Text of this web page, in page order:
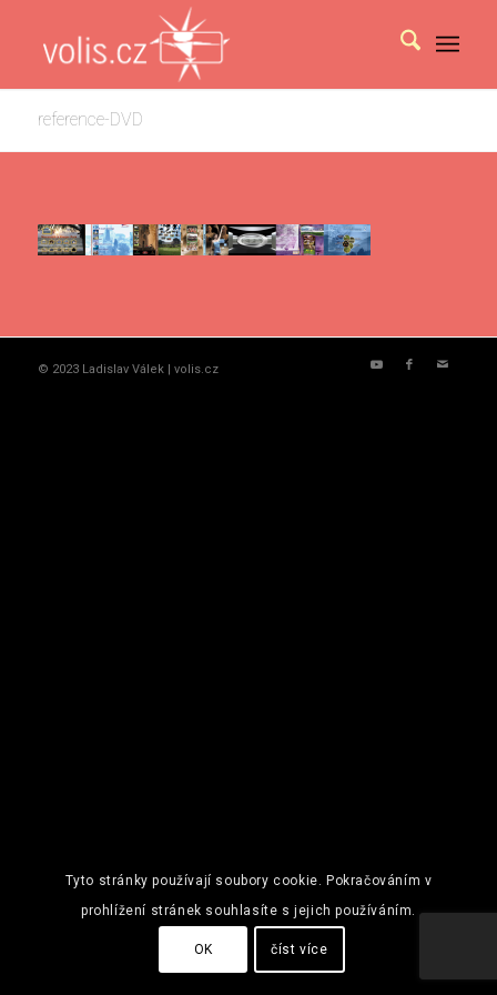
reference-DVD
© 2023 Ladislav Válek | volis.cz
Tyto stránky používají soubory cookie. Pokračováním v
prohlížení stránek souhlasíte s jejich používáním.
OK číst více